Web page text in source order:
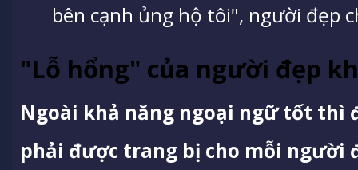
bên cạnh ủng hộ tôi", người đẹp
"Lỗ hổng" của người đẹp
Ngoài khả năng ngoại ngữ tốt thì
phải được trang bị cho mỗi người